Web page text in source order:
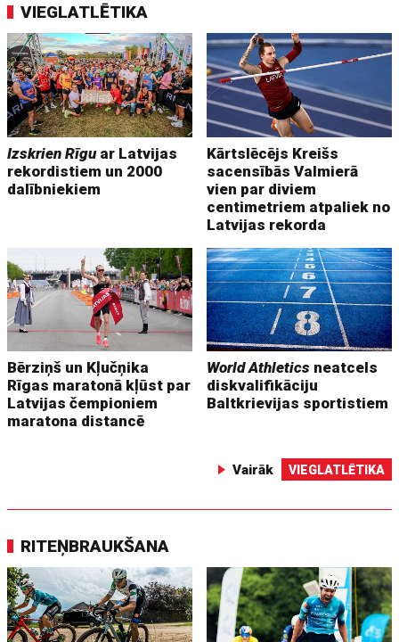
VIEGLATLĒTIKA
Izskrien Rīguar Latvijas
rekordistiem un 2000
dalībniekiem
Kārtslēcējs Kreišs
sacensībās Valmierā
vien par diviem
centimetriem atpaliek no
Latvijas rekorda
Bērziņš un Kļučņika
Rīgas maratonā kļūst par
Latvijas čempioniem
maratona distancē
World Athletics neatcels
diskvalifikāciju
Baltkrievijas sportistiem
Vairāk VIEGLATLĒTIKA
RITEŅBRAUKŠANA